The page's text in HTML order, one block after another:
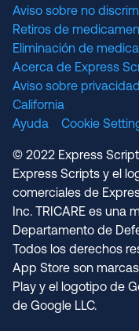
Aviso sobre no
Retiros de
Eliminación de
Acerca de
Aviso sobre
California
Ayuda
Cookie
© 2022 Express
Express Scripts y el
comerciales de
Inc. TRICARE es una
Departamento de
Todos los derechos
App Store son
Play y el logotipo de
de Google LLC.